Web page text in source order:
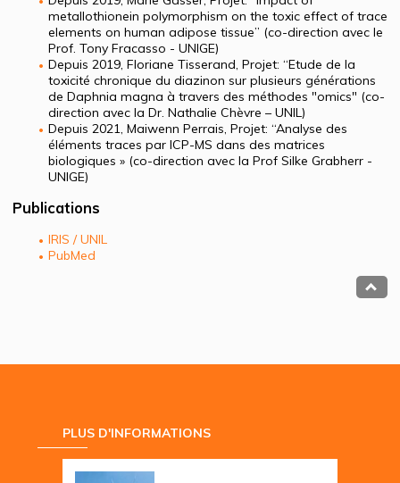
metallothionein polymorphism on the toxic effect of trace
elements on human adipose tissue” (co-direction avec le
Prof. Tony Fracasso - UNIGE)
Depuis 2019, Floriane Tisserand, Projet: “Etude de la
toxicité chronique du diazinon sur plusieurs générations
de Daphnia magna à travers des méthodes "omics" (co-
direction avec la Dr. Nathalie Chèvre – UNIL)
Depuis 2021, Maiwenn Perrais, Projet: “Analyse des
éléments traces par ICP-MS dans des matrices
biologiques » (co-direction avec la Prof Silke Grabherr -
UNIGE)
Publications
IRIS / UNIL
PubMed
PLUS D'INFORMATIONS